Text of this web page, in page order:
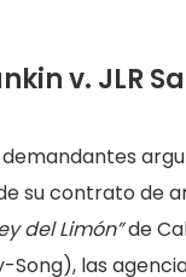
v. JLR
demandantes
su contrato de
del Limón”de
Song), las